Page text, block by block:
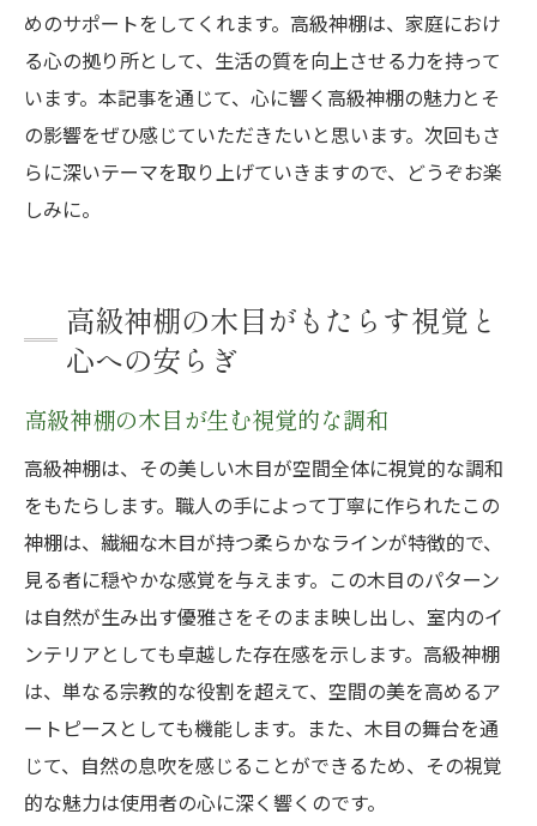
めのサポートをしてくれます。高級神棚は、家庭におけ
る心の拠り所として、生活の質を向上させる力を持って
います。本記事を通じて、心に響く高級神棚の魅力とそ
の影響をぜひ感じていただきたいと思います。次回もさ
らに深いテーマを取り上げていきますので、どうぞお楽
しみに。
高級神棚の木目がもたらす視覚と
心への安らぎ
高級神棚の木目が生む視覚的な調和
高級神棚は、その美しい木目が空間全体に視覚的な調和
をもたらします。職人の手によって丁寧に作られたこの
神棚は、繊細な木目が持つ柔らかなラインが特徴的で、
見る者に穏やかな感覚を与えます。この木目のパターン
は自然が生み出す優雅さをそのまま映し出し、室内のイ
ンテリアとしても卓越した存在感を示します。高級神棚
は、単なる宗教的な役割を超えて、空間の美を高めるア
ートピースとしても機能します。また、木目の舞台を通
じて、自然の息吹を感じることができるため、その視覚
的な魅力は使用者の心に深く響くのです。